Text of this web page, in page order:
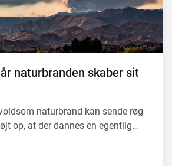
naturbranden skaber sit
naturbrand kan sende røg
op, at der dannes en egentlig…